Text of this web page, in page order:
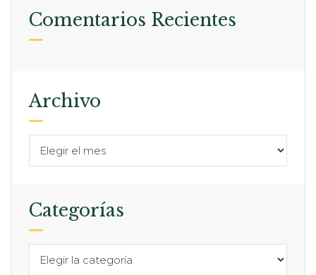
Comentarios Recientes
Archivo
Categorías